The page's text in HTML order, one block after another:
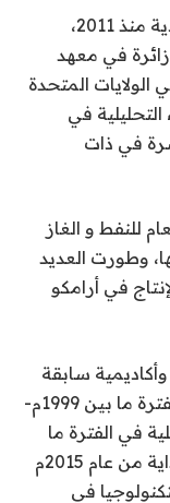
خبيرة البترول في شركة أرامكو السعودية منذ 2011،
في معهد
للتكنولوجيا منذ 2015 في الولايات المتحدة
في
و2011، ومحاضرة في ذات
للنفط و الغاز
وطورت العديد
في أرامكو
سابقة
عملت محاضرة في جامعة الدمام في الفترة ما بين 1999م-
في الفترة ما
بين عامي 2008-2011م ، وعملت منذ بداية من عام 2015م
في